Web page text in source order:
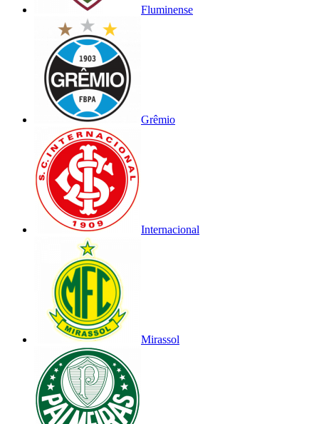
Fluminense
Grêmio
Internacional
Mirassol